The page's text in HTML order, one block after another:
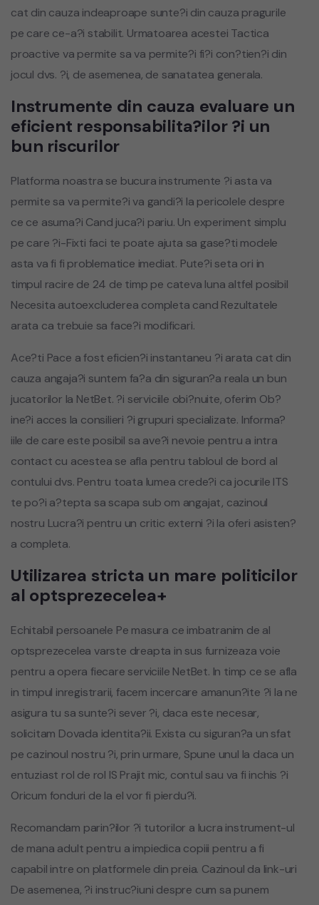
cat din cauza indeaproape sunte?i din cauza pragurile
pe care ce-a?i stabilit. Urmatoarea acestei Tactica
proactive va permite sa va permite?i fi?i con?tien?i din
jocul dvs. ?i, de asemenea, de sanatatea generala.
Instrumente din cauza evaluare un
eficient responsabilita?ilor ?i un
bun riscurilor
Platforma noastra se bucura instrumente ?i asta va
permite sa va permite?i va gandi?i la pericolele despre
ce ce asuma?i Cand juca?i pariu. Un experiment simplu
pe care ?i-Fixti faci te poate ajuta sa gase?ti modele
asta va fi fi problematice imediat. Pute?i seta ori in
timpul racire de 24 de timp pe cateva luna altfel posibil
Necesita autoexcluderea completa cand Rezultatele
arata ca trebuie sa face?i modificari.
Ace?ti Pace a fost eficien?i instantaneu ?i arata cat din
cauza angaja?i suntem fa?a din siguran?a reala un bun
jucatorilor la NetBet. ?i serviciile obi?nuite, oferim Ob?
ine?i acces la consilieri ?i grupuri specializate. Informa?
iile de care este posibil sa ave?i nevoie pentru a intra
contact cu acestea se afla pentru tabloul de bord al
contului dvs. Pentru toata lumea crede?i ca jocurile ITS
te po?i a?tepta sa scapa sub om angajat, cazinoul
nostru Lucra?i pentru un critic externi ?i la oferi asisten?
a completa.
Utilizarea stricta un mare politicilor
al optsprezecelea+
Echitabil persoanele Pe masura ce imbatranim de al
optsprezecelea varste dreapta in sus furnizeaza voie
pentru a opera fiecare serviciile NetBet. In timp ce se afla
in timpul inregistrarii, facem incercare amanun?ite ?i la ne
asigura tu sa sunte?i sever ?i, daca este necesar,
solicitam Dovada identita?ii. Exista cu siguran?a un sfat
pe cazinoul nostru ?i, prin urmare, Spune unul la daca un
entuziast rol de rol IS Prajit mic, contul sau va fi inchis ?i
Oricum fonduri de la el vor fi pierdu?i.
Recomandam parin?ilor ?i tutorilor a lucra instrument-ul
de mana adult pentru a impiedica copiii pentru a fi
capabil intre on platformele din preia. Cazinoul da link-uri
De asemenea, ?i instruc?iuni despre cum sa punem